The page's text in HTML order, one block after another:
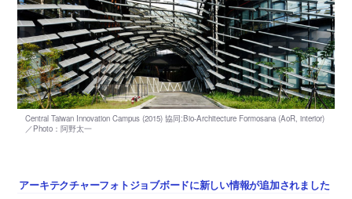
アーキテクチャーフォトジョブボードに新しい情報が追加されました